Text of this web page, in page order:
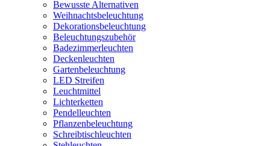
Bewusste Alternativen
Weihnachtsbeleuchtung
Dekorationsbeleuchtung
Beleuchtungszubehör
Badezimmerleuchten
Deckenleuchten
Gartenbeleuchtung
LED Streifen
Leuchtmittel
Lichterketten
Pendelleuchten
Pflanzenbeleuchtung
Schreibtischleuchten